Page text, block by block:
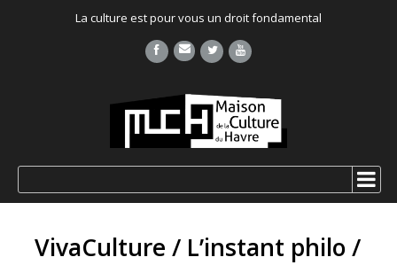
La culture est pour vous un droit fondamental
VivaCulture / L’instant philo /